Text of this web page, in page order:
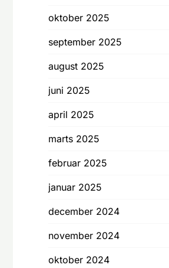
oktober 2025
september 2025
august 2025
juni 2025
april 2025
marts 2025
februar 2025
januar 2025
december 2024
november 2024
oktober 2024